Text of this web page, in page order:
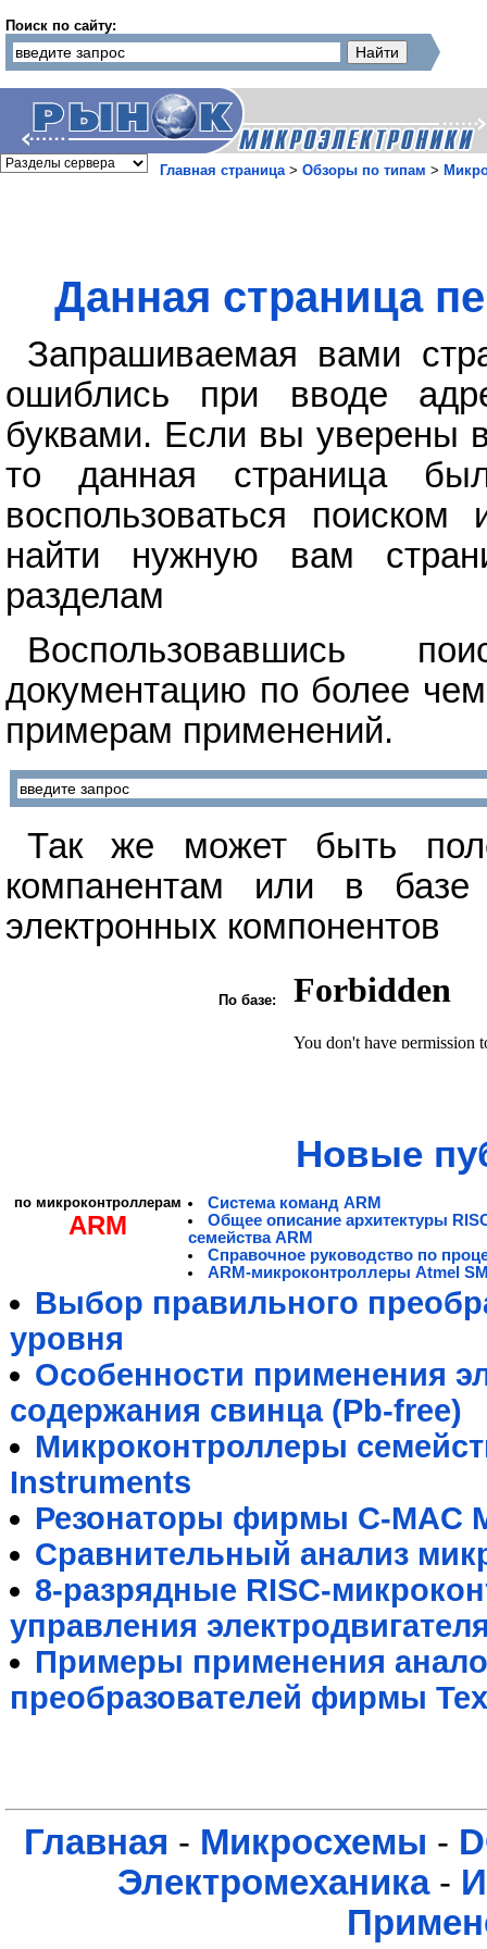
Поиск по сайту:
Главная страница> Обзоры по типам >
Данная страница
Запрашиваемая вами
ошиблись при вводе
буквами. Если вы уверены
то данная страница
воспользоваться поиском
найти нужную вам
разделам
Воспользовавшись
документацию по более
примерам применений.
Так же может быть
компанентам или в базе
электронных компонентов
По базе:
Новые
по микроконтроллерам
ARM
Система команд ARM
Общее описание архитектуры
семейства ARM
Справочное руководство по
ARM-микроконтроллеры Atmel
Выбор правильного
уровня
Особенности применения
содержания свинца (Pb-free)
Микроконтроллеры
Instruments
Резонаторы фирмы C-MAC
Сравнительный анализ
8-разрядные RISC-
управления
Примеры применения
преобразователей фирмы
Главная - Микросхемы -
Электромеханика-